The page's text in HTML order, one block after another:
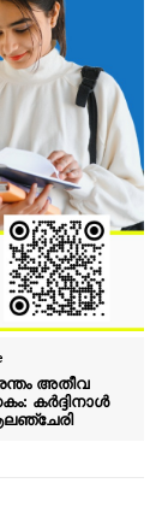
അതീവ
കർദ്ദിനാൾ